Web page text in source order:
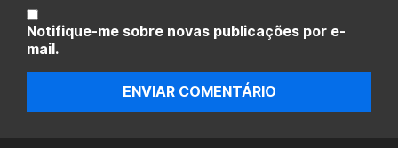
Notifique-me sobre novas publicações por e-
mail.
ENVIAR COMENTÁRIO